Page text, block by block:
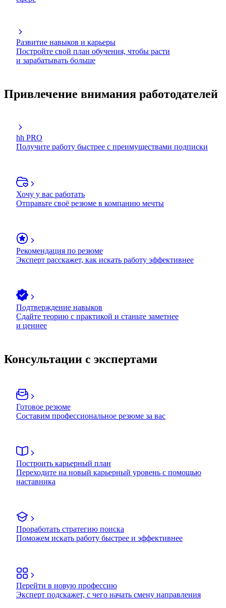
Развитие навыков и карьеры
Постройте свой план обучения, чтобы расти
и зарабатывать больше
Привлечение внимания работодателей
hh PRO
Получите работу быстрее с преимуществами подписки
Хочу у вас работать
Отправьте своё резюме в компанию мечты
Рекомендация по резюме
Эксперт расскажет, как искать работу эффективнее
Подтверждение навыков
Сдайте теорию с практикой и станьте заметнее
и ценнее
Консультации с экспертами
Готовое резюме
Составим профессиональное резюме за вас
Построить карьерный план
Переходите на новый карьерный уровень с помощью
наставника
Проработать стратегию поиска
Поможем искать работу быстрее и эффективнее
Перейти в новую профессию
Эксперт подскажет, с чего начать смену направления